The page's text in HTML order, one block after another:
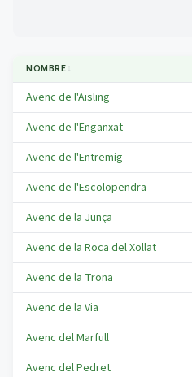
NOMBRE↕
Avenc de l'Aisling
Avenc de l'Enganxat
Avenc de l'Entremig
Avenc de l'Escolopendra
Avenc de la Junça
Avenc de la Roca del Xollat
Avenc de la Trona
Avenc de la Via
Avenc del Marfull
Avenc del Pedret